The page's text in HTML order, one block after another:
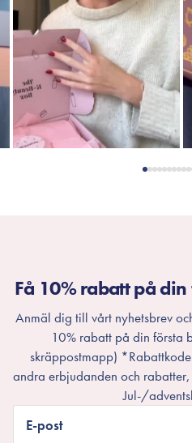
Få 10% rabatt på
Anmäl dig till vårt nyhetsbrev
10% rabatt på din första
skräppostmapp)
andra erbjudanden och
Jul-/
E-post